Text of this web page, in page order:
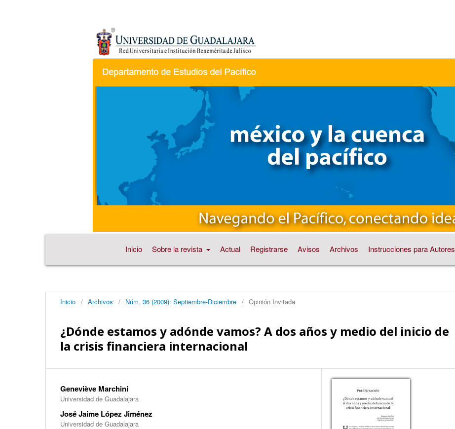
Inicio Sobre la revista Actual Registrarse Avisos Archivos Instrucciones para Autores
Inicio / Archivos / Núm. 36 (2009): Septiembre-Diciembre / Opinión Invitada
¿Dónde estamos y adónde vamos? A dos años y medio del inicio de
la crisis financiera internacional
Geneviève Marchini
Universidad de Guadalajara
José Jaime López Jiménez
Universidad de Guadalajara